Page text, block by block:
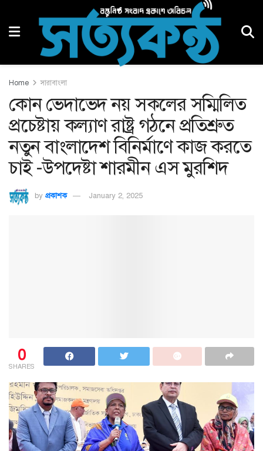
Home সারাবাংলা
কোন ভেদাভেদ নয় সকলের সম্মিলিত
প্রচেষ্টায় কল্যাণ রাষ্ট্র গঠনে প্রতিশ্রুত
নতুন বাংলাদেশ বিনির্মাণে কাজ করতে
চাই -উপদেষ্টা শারমীন এস মুরশিদ
by প্রকাশক January 2, 2025
0
SHARES